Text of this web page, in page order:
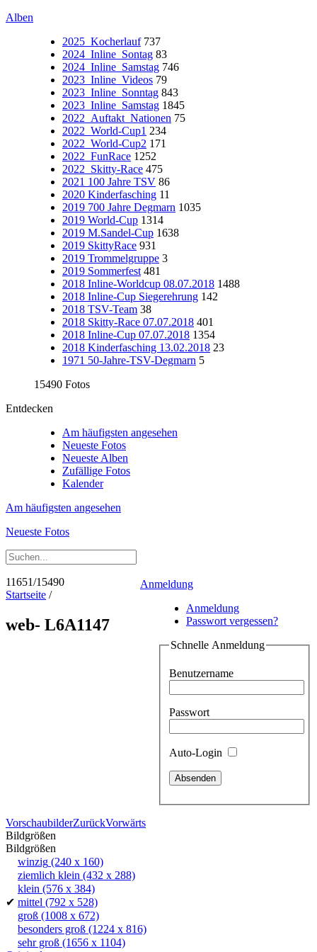
Alben
2025_Kocherlauf 737
2024_Inline_Sontag 83
2024_Inline_Samstag 746
2023_Inline_Videos 79
2023_Inline_Sonntag 843
2023_Inline_Samstag 1845
2022_Auftakt_Nationen 75
2022_World-Cup1 234
2022_World-Cup2 171
2022_FunRace 1252
2022_Skitty-Race 475
2021 100 Jahre TSV 86
2020 Kinderfasching 11
2019 700 Jahre Degmarn 1035
2019 World-Cup 1314
2019 M.Sandel-Cup 1638
2019 SkittyRace 931
2019 Trommelgruppe 3
2019 Sommerfest 481
2018 Inline-Worldcup 08.07.2018 1488
2018 Inline-Cup Siegerehrung 142
2018 TSV-Team 38
2018 Skitty-Race 07.07.2018 401
2018 Inline-Cup 07.07.2018 1354
2018 Kinderfasching 13.02.2018 23
1971 50-Jahre-TSV-Degmarn 5
15490 Fotos
Entdecken
Am häufigsten angesehen
Neueste Fotos
Neueste Alben
Zufällige Fotos
Kalender
Am häufigsten angesehen
Neueste Fotos
Anmeldung
Anmeldung
Passwort vergessen?
Schnelle Anmeldung
Benutzername
Passwort
Auto-Login
11651/15490
Startseite /
web- L6A1147
VorschaubilderZurückVorwärts
Bildgrößen
Bildgrößen
winzig (240 x 160)
ziemlich klein (432 x 288)
klein (576 x 384)
✔ mittel (792 x 528)
groß (1008 x 672)
besonders groß (1224 x 816)
sehr groß (1656 x 1104)